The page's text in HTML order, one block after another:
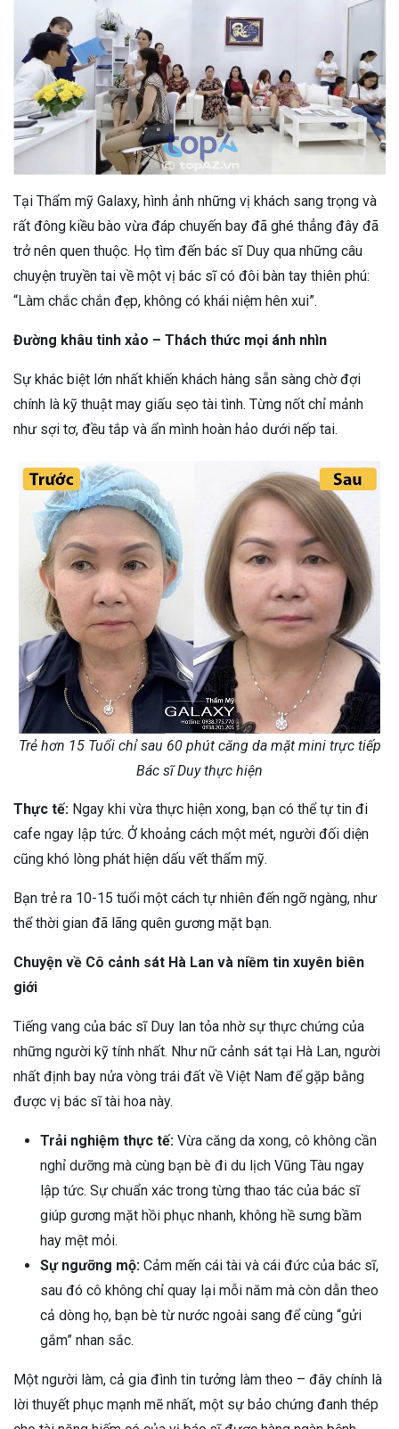
Tại Thẩm mỹ Galaxy, hình ảnh những vị khách sang trọng và
rất đông kiều bào vừa đáp chuyến bay đã ghé thẳng đây đã
trở nên quen thuộc. Họ tìm đến bác sĩ Duy qua những câu
chuyện truyền tai về một vị bác sĩ có đôi bàn tay thiên phú:
“Làm chắc chắn đẹp, không có khái niệm hên xui”.
Đường khâu tinh xảo – Thách thức mọi ánh nhìn
Sự khác biệt lớn nhất khiến khách hàng sẵn sàng chờ đợi
chính là kỹ thuật may giấu sẹo tài tình. Từng nốt chỉ mảnh
như sợi tơ, đều tắp và ẩn mình hoàn hảo dưới nếp tai.
Trẻ hơn 15 Tuổi chỉ sau 60 phút căng da mặt mini trực tiếp
Bác sĩ Duy thực hiện
Thực tế: Ngay khi vừa thực hiện xong, bạn có thể tự tin đi
cafe ngay lập tức. Ở khoảng cách một mét, người đối diện
cũng khó lòng phát hiện dấu vết thẩm mỹ.
Bạn trẻ ra 10-15 tuổi một cách tự nhiên đến ngỡ ngàng, như
thể thời gian đã lãng quên gương mặt bạn.
Chuyện về Cô cảnh sát Hà Lan và niềm tin xuyên biên
giới
Tiếng vang của bác sĩ Duy lan tỏa nhờ sự thực chứng của
những người kỹ tính nhất. Như nữ cảnh sát tại Hà Lan, người
nhất định bay nửa vòng trái đất về Việt Nam để gặp bằng
được vị bác sĩ tài hoa này.
Trải nghiệm thực tế: Vừa căng da xong, cô không cần
nghỉ dưỡng mà cùng bạn bè đi du lịch Vũng Tàu ngay
lập tức. Sự chuẩn xác trong từng thao tác của bác sĩ
giúp gương mặt hồi phục nhanh, không hề sưng bầm
hay mệt mỏi.
Sự ngưỡng mộ: Cảm mến cái tài và cái đức của bác sĩ,
sau đó cô không chỉ quay lại mỗi năm mà còn dẫn theo
cả dòng họ, bạn bè từ nước ngoài sang để cùng “gửi
gắm” nhan sắc.
Một người làm, cả gia đình tin tưởng làm theo – đây chính là
lời thuyết phục mạnh mẽ nhất, một sự bảo chứng đanh thép